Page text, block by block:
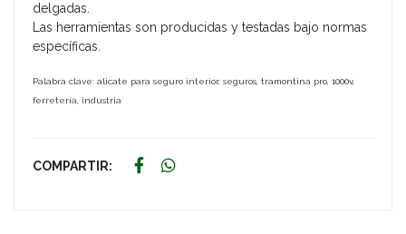
delgadas.
Las herramientas son producidas y testadas bajo normas
específicas.
Palabra clave: alicate para seguro interior, seguros, tramontina pro, 1000v,
ferretería, industria
COMPARTIR: